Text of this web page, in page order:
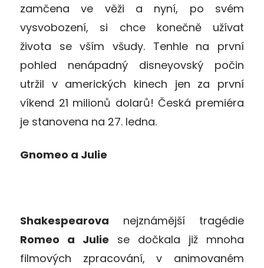
zamčena ve věži a nyní, po svém
vysvobození, si chce konečně užívat
života se vším všudy. Tenhle na první
pohled nenápadný disneyovský počin
utržil v amerických kinech jen za první
víkend 21 milionů dolarů! Česká premiéra
je stanovena na 27. ledna.
Gnomeo a Julie
Shakespearova nejznámější tragédie
Romeo a Julie se dočkala již mnoha
filmových zpracování, v animovaném